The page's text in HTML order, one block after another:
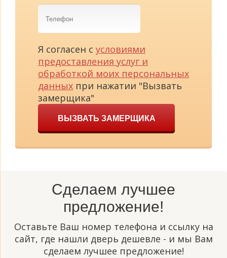
Телефон
Я согласен с условиями
предоставления услуг и
обработкой моих персональных
данных при нажатии "Вызвать
замерщика"
ВЫЗВАТЬ ЗАМЕРЩИКА
Сделаем лучшее
предложение!
Оставьте Ваш номер телефона и ссылку на
сайт, где нашли дверь дешевле - и мы Вам
сделаем лучшее предложение!